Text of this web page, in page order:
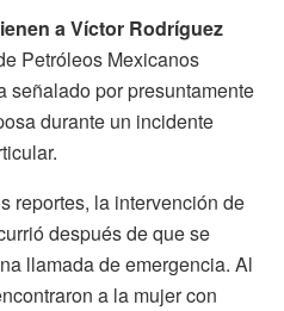
a Víctor Rodríguez
Petróleos Mexicanos
señalado por presuntamente
durante un incidente
reportes, la intervención de
después de que se
llamada de emergencia. Al
a la mujer con